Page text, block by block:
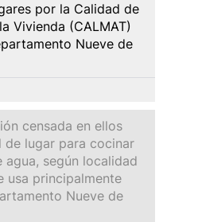
por la Calidad de
Vivienda (CALMAT)
Nueve de
censada en ellos
lugar para cocinar
agua, según localidad
usa principalmente
Nueve de